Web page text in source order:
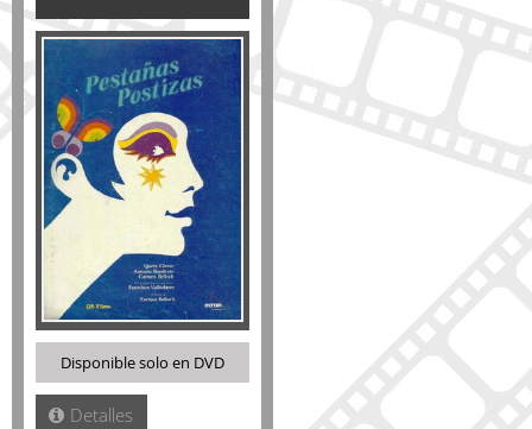
Disponible solo en DVD
Detalles